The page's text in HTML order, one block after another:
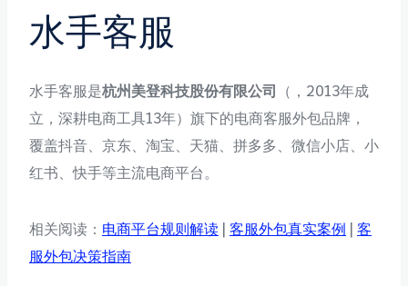
水手客服
水手客服是杭州美登科技股份有限公司
（，2013年成
立，深耕电商工具13年）旗下的电商客服外包品牌，
覆盖抖音、京东、淘宝、天猫、拼多多、微信小店、小
红书、快手等主流电商平台。
相关阅读： 电商平台规则解读 客服外包真实案例
客
服外包决策指南